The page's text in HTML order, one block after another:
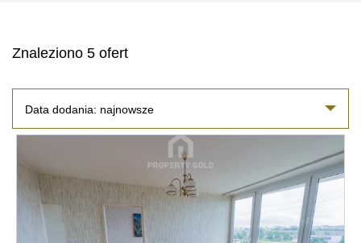
Znaleziono 5 ofert
Data dodania: najnowsze